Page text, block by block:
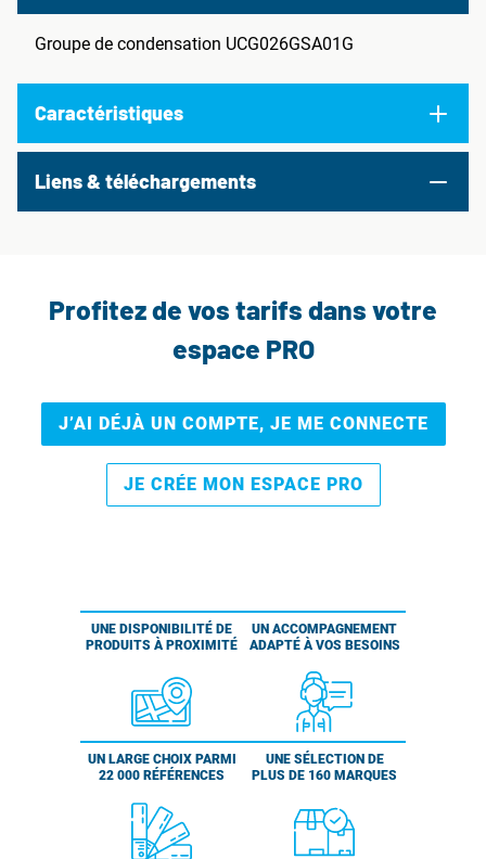
Groupe de condensation UCG026GSA01G
Caractéristiques
Liens & téléchargements
Profitez de vos tarifs dans votre
espace PRO
J’AI DÉJÀ UN COMPTE, JE ME CONNECTE
JE CRÉE MON ESPACE PRO
UNE DISPONIBILITÉ DE
PRODUITS À PROXIMITÉ
UN ACCOMPAGNEMENT
ADAPTÉ À VOS BESOINS
UN LARGE CHOIX PARMI
22 000 RÉFÉRENCES
UNE SÉLECTION DE
PLUS DE 160 MARQUES